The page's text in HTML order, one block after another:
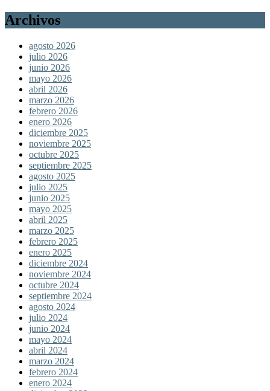
Archivos
agosto 2026
julio 2026
junio 2026
mayo 2026
abril 2026
marzo 2026
febrero 2026
enero 2026
diciembre 2025
noviembre 2025
octubre 2025
septiembre 2025
agosto 2025
julio 2025
junio 2025
mayo 2025
abril 2025
marzo 2025
febrero 2025
enero 2025
diciembre 2024
noviembre 2024
octubre 2024
septiembre 2024
agosto 2024
julio 2024
junio 2024
mayo 2024
abril 2024
marzo 2024
febrero 2024
enero 2024